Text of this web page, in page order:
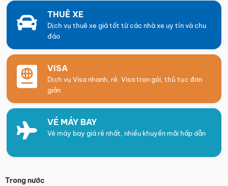
THUÊ XE
Dịch vụ thuê xe giá tốt từ các nhà xe uy tín và chu
đáo
VISA
Dịch vụ Visa nhanh, rẻ. Visa trọn gói, thủ tục đơn
giản
VÉ MÁY BAY
Vé máy bay giá rẻ nhất, nhiều khuyến mãi hấp dẫn
Trong nước